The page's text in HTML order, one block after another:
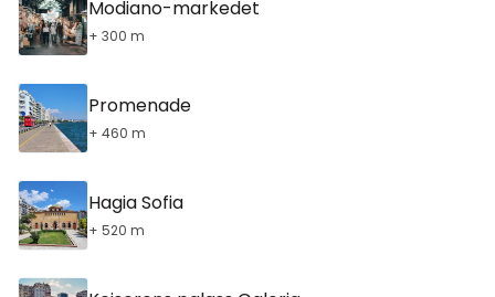
Modiano-markedet
+ 300 m
Promenade
+ 460 m
Hagia Sofia
+ 520 m